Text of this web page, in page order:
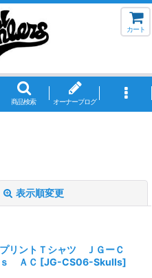
カート
商品検索 オーナーブログ
表示順変更
リントＴシャツ ＪＧーＣ
ＡＣ [JG-CS06-Skulls]